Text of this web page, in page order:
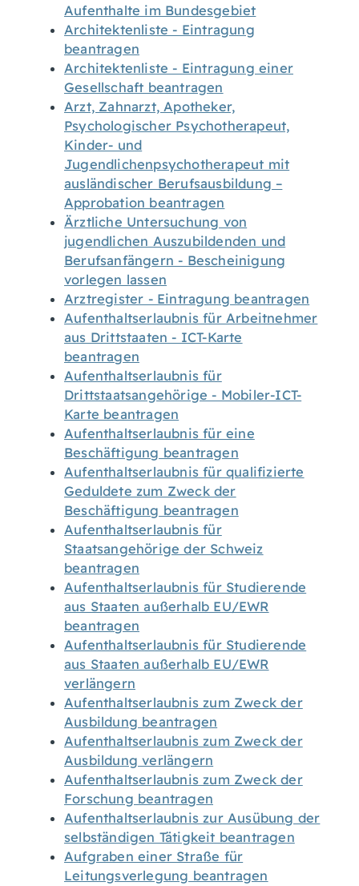
Aufenthalte im Bundesgebiet
Architektenliste - Eintragung
beantragen
Architektenliste - Eintragung einer
Gesellschaft beantragen
Arzt, Zahnarzt, Apotheker,
Psychologischer Psychotherapeut,
Kinder- und
Jugendlichenpsychotherapeut mit
ausländischer Berufsausbildung –
Approbation beantragen
Ärztliche Untersuchung von
jugendlichen Auszubildenden und
Berufsanfängern - Bescheinigung
vorlegen lassen
Arztregister - Eintragung beantragen
Aufenthaltserlaubnis für Arbeitnehmer
aus Drittstaaten - ICT-Karte
beantragen
Aufenthaltserlaubnis für
Drittstaatsangehörige - Mobiler-ICT-
Karte beantragen
Aufenthaltserlaubnis für eine
Beschäftigung beantragen
Aufenthaltserlaubnis für qualifizierte
Geduldete zum Zweck der
Beschäftigung beantragen
Aufenthaltserlaubnis für
Staatsangehörige der Schweiz
beantragen
Aufenthaltserlaubnis für Studierende
aus Staaten außerhalb EU/EWR
beantragen
Aufenthaltserlaubnis für Studierende
aus Staaten außerhalb EU/EWR
verlängern
Aufenthaltserlaubnis zum Zweck der
Ausbildung beantragen
Aufenthaltserlaubnis zum Zweck der
Ausbildung verlängern
Aufenthaltserlaubnis zum Zweck der
Forschung beantragen
Aufenthaltserlaubnis zur Ausübung der
selbständigen Tätigkeit beantragen
Aufgraben einer Straße für
Leitungsverlegung beantragen